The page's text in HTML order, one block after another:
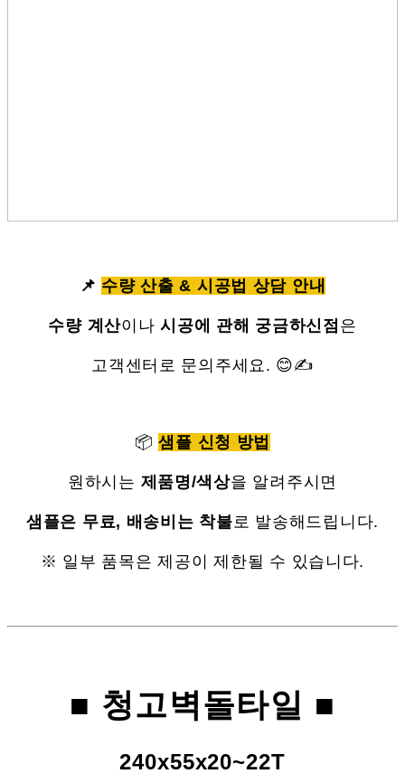
📌 수량 산출 & 시공법 상담 안내
수량 계산이나시공에 관해 궁금하신점 은
고객센터로 문의주세요. 😊✍
📦샘플 신청 방법
원하시는 제품명/색상을 알려주시면
샘플은 무료, 배송비는 착불로 발송해드립니다.
※ 일부 품목은 제공이 제한될 수 있습니다.
■ 청고벽돌타일 ■
240x55x20~22T